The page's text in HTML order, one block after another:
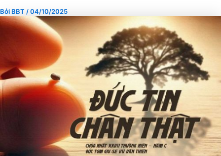
BởiBBT /04/10/2025